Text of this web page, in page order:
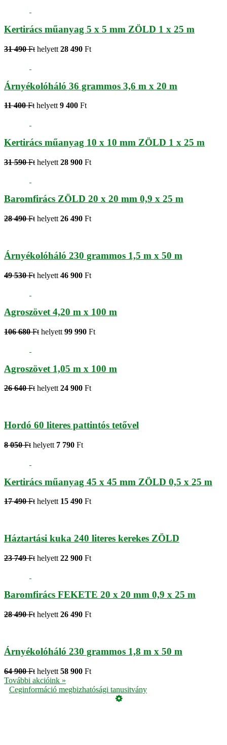
Kertirács műanyag 5 x 5 mm ZÖLD 1 x 25 m
31 490 Ft helyett 28 490 Ft
Árnyékolóháló 36 grammos 3,6 m x 20 m
11 400 Ft helyett 9 400 Ft
Kertirács műanyag 10 x 10 mm ZÖLD 1 x 25 m
31 590 Ft helyett 28 900 Ft
Baromfirács ZÖLD 20 x 20 mm 0,9 x 25 m
28 490 Ft helyett 26 490 Ft
Árnyékolóháló 230 grammos 1,5 m x 50 m
49 530 Ft helyett 46 900 Ft
Agroszövet 4,20 m x 100 m
106 680 Ft helyett 99 990 Ft
Agroszövet 1,05 m x 100 m
26 640 Fthelyett24 900 Ft
Hordó 60 literes pattintós tetővel
8 050 Ft helyett 7 790 Ft
Kertirács műanyag 45 x 45 mm ZÖLD 0,5 x 25 m
17 490 Ft helyett 15 490 Ft
Háztartási kuka 240 literes kerekes ZÖLD
23 749 Ft helyett 22 900 Ft
Baromfirács FEKETE 20 x 20 mm 0,9 x 25 m
28 490 Ft helyett 26 490 Ft
Árnyékolóháló 230 grammos 1,8 m x 50 m
64 900 Ft helyett 58 900 Ft
További akcióink »
Ceginformáció megbizhatósági tanusitvány